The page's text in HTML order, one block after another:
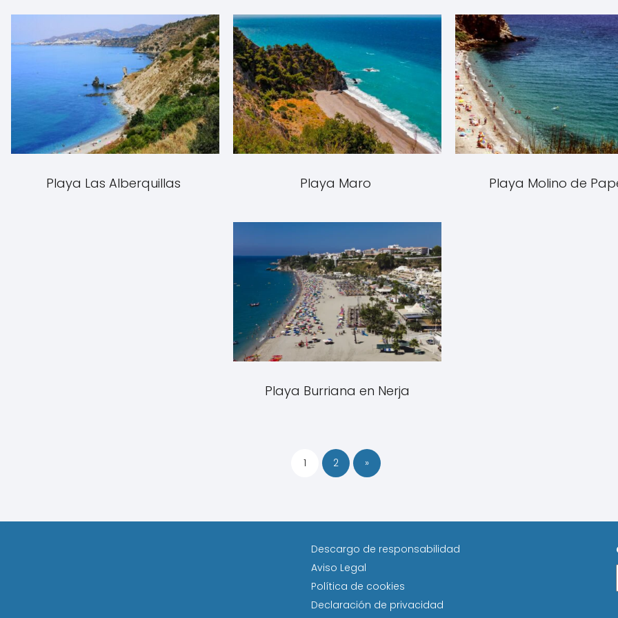
Playa Las Alberquillas Playa Maro Playa Molino de
Playa Burriana en Nerja
1 2 »
Descargo de responsabilidad
Aviso Legal
Política de cookies
Declaración de privacidad